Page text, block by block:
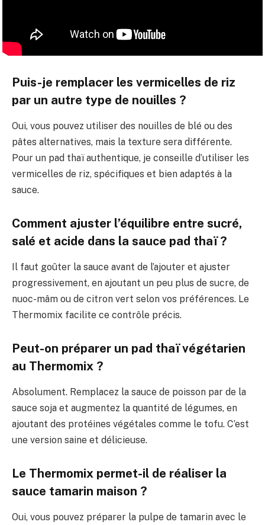
Puis-je remplacer les vermicelles de riz
par un autre type de nouilles ?
Oui, vous pouvez utiliser des nouilles de blé ou des
pâtes alternatives, mais la texture sera différente.
Pour un pad thaï authentique, je conseille d’utiliser les
vermicelles de riz, spécifiques et bien adaptés à la
sauce.
Comment ajuster l’équilibre entre sucré,
salé et acide dans la sauce pad thaï ?
Il faut goûter la sauce avant de l’ajouter et ajuster
progressivement, en ajoutant un peu plus de sucre, de
nuoc-mâm ou de citron vert selon vos préférences. Le
Thermomix facilite ce contrôle précis.
Peut-on préparer un pad thaï végétarien
au Thermomix ?
Absolument. Remplacez la sauce de poisson par de la
sauce soja et augmentez la quantité de légumes, en
ajoutant des protéines végétales comme le tofu. C’est
une version saine et délicieuse.
Le Thermomix permet-il de réaliser la
sauce tamarin maison ?
Oui, vous pouvez préparer la pulpe de tamarin avec le